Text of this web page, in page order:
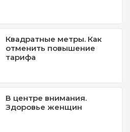
Квадратные метры. Как
отменить повышение
тарифа
В центре внимания.
Здоровье женщин